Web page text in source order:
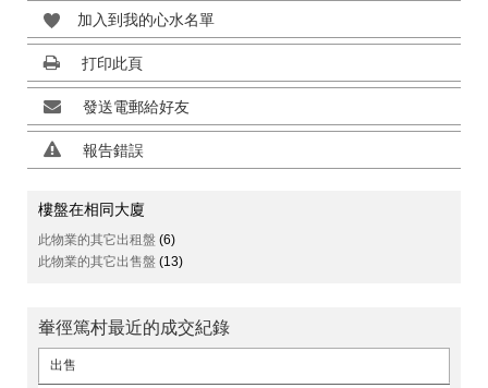
加入到我的心水名單
打印此頁
發送電郵給好友
報告錯誤
樓盤在相同大廈
此物業的其它出租盤 (6)
此物業的其它出售盤 (13)
輋徑篤村最近的成交紀錄
出售